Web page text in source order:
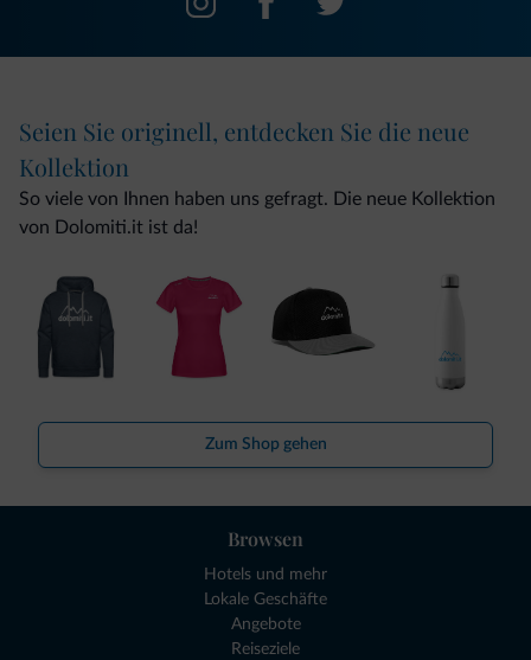
Seien Sie originell, entdecken Sie die neue
Kollektion
So viele von Ihnen haben uns gefragt. Die neue Kollektion
von Dolomiti.it ist da!
Zum Shop gehen
Browsen
Hotels und mehr
Lokale Geschäfte
Angebote
Reiseziele